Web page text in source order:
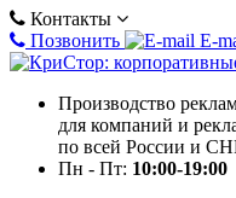
Контакты
Позвонить
E-
Производство
для компаний и
по всей России и
Пн - Пт: 10:00-19:00